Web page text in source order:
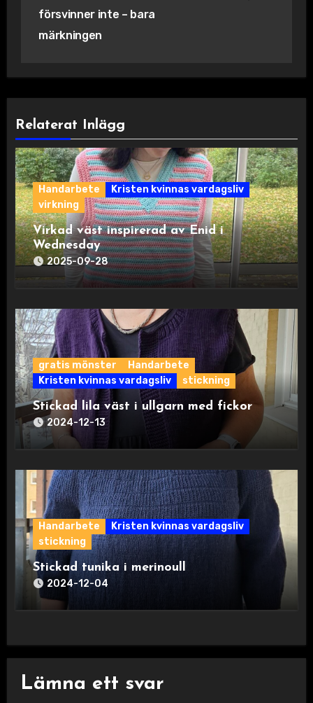
försvinner inte – bara
märkningen
Relaterat Inlägg
Handarbete
Kristen kvinnas vardagsliv
virkning
Virkad väst inspirerad av Enid i
Wednesday
2025-09-28
gratis mönster
Handarbete
Kristen kvinnas vardagsliv
stickning
Stickad lila väst i ullgarn med fickor
2024-12-13
Handarbete
Kristen kvinnas vardagsliv
stickning
Stickad tunika i merinoull
2024-12-04
Lämna ett svar